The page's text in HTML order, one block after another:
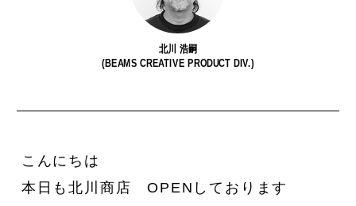
北川 浩嗣
(BEAMS CREATIVE PRODUCT DIV.)
こんにちは
本日も北川商店 OPENしております